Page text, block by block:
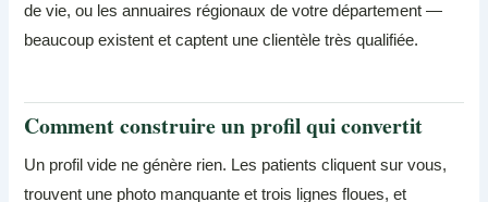
de vie, ou les annuaires régionaux de votre département —
beaucoup existent et captent une clientèle très qualifiée.
Comment construire un profil qui convertit
Un profil vide ne génère rien. Les patients cliquent sur vous,
trouvent une photo manquante et trois lignes floues, et